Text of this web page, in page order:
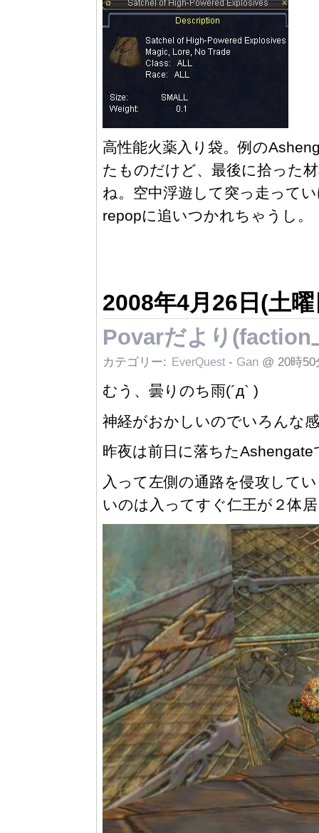
高性能火薬入り袋。例の
たものだけど、最後に拾った
ね。空中浮遊して突っ走って
repopに追いつかれちゃうし。
2008年4月26日(土
Povarだより(faction
カテゴリー: EverQuest - Gan @ 20時50
むう、曇りのち雨(´д` )
神経がおかしいのでいろんな
昨夜は前日に落ちた
入って左側の通路を侵攻して
いのは入ってすぐ仁王が２体